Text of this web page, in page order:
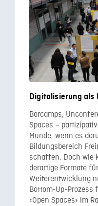
Digitalisierung als
Barcamps,
Spaces –
Munde, wenn es
Bildungsbereich
schaffen. Doch wie
derartige Formate
Weiterentwicklung
Bottom-Up-Prozess
«Open Spaces» im